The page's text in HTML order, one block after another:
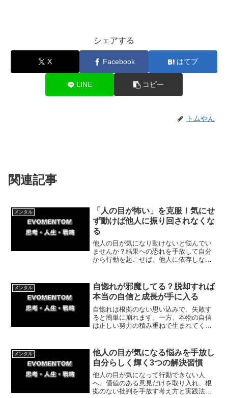
シェアする
X Facebook はてブ
LINE コピー
トムやん
関連記事
メンタル
「人の目が怖い」を克服！気にせ
ず動けば他人に振り回されなくな
る
他人の目が気になり動けないと悩んでい
ませんか？結果への恐れを手放して自分
から行動を起こせば、他人に依存しない
り回される現状を変えたい方は、ぜひご
一読ください。
メンタル
自惚れが邪魔してる？脱却すれば
本当の自信と成長が手に入る
自惚れは根拠のない思い込みで、失敗す
ると簡単に崩れます。一方、本物の自信
は正しい努力の積み重ねで生まれてくる
れない強さを手に入れましょう。
メンタル
他人の目が気になる悩みを手放し
自分らしく輝く3つの解決習慣
他人の目が気になって行動できない人
へ。価値のある意見だけを取り入れ、根
拠のない批判を手放す考え方と実践法を